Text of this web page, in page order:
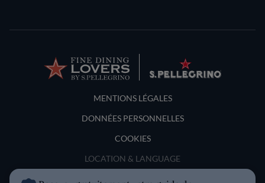
Terms and Conditions
MENTIONS LÉGALES
DONNÉES PERSONNELLES
COOKIES
LOCATION & LANGUAGE